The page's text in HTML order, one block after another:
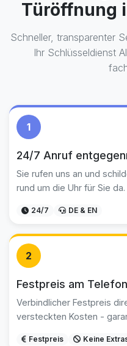
Türöffnung
Schneller, transparenter
Ihr Schlüsseldienst
1
24/7 Anruf
Sie rufen uns an und
rund um die Uhr für Sie da.
24/7 DE & EN
2
Festpreis am Telefon
Verbindlicher Festpreis
versteckten Kosten -
Festpreis Keine